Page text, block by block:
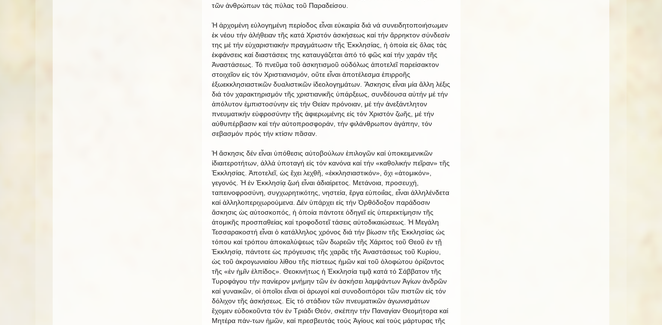
τῶν ἀνθρώπων τάς πύλας τοῦ Παραδείσου.
Ἡ ἀρχομένη εὐλογημένη περίοδος εἶναι εὐκαιρία διά νά συνειδητοποιήσωμεν
ἐκ νέου τήν ἀλήθειαν τῆς κατά Χριστόν ἀσκήσεως καί τήν ἄρρηκτον σύνδεσίν
της μέ τήν εὐχαριστιακήν πραγμάτωσιν τῆς Ἐκκλησίας, ἡ ὁποία εἰς ὅλας τάς
ἐκφάνσεις καί διαστάσεις της καταυγάζεται ἀπό τό φῶς καί τήν χαράν τῆς
Ἀναστάσεως. Τό πνεῦμα τοῦ ἀσκητισμοῦ οὐδόλως ἀποτελεῖ παρείσακτον
στοιχεῖον εἰς τόν Χριστιανισμόν, οὔτε εἶναι ἀποτέλεσμα ἐπιρροῆς
ἐξωεκκλησιαστικῶν δυαλιστικῶν ἰδεολογημάτων. Ἄσκησις εἶναι μία ἄλλη λέξις
διά τόν χαρακτηρισμόν τῆς χριστιανικῆς ὑπάρξεως, συνδέουσα αὐτήν μέ τήν
ἀπόλυτον ἐμπιστοσύνην εἰς τήν Θείαν πρόνοιαν, μέ τήν ἀνεξάντλητον
πνευματικήν εὐφροσύνην τῆς ἀφιερωμένης εἰς τόν Χριστόν ζωῆς, μέ τήν
αὐθυπέρβασιν καί τήν αὐτοπροσφοράν, τήν φιλάνθρωπον ἀγάπην, τόν
σεβασμόν πρός τήν κτίσιν πᾶσαν.
Ἡ ἄσκησις δέν εἶναι ὑπόθεσις αὐτοβούλων ἐπιλογῶν καί ὑποκειμενικῶν
ἰδιαιτεροτήτων, ἀλλά ὑποταγή εἰς τόν κανόνα καί τήν «καθολικήν πεῖραν» τῆς
Ἐκκλησίας. Ἀποτελεῖ, ὡς ἔχει λεχθῆ, «ἐκκλησιαστικόν», ὄχι «ἀτομικόν»,
γεγονός. Ἡ ἐν Ἐκκλησίᾳ ζωή εἶναι ἀδιαίρετος. Μετάνοια, προσευχή,
ταπεινοφροσύνη, συγχωρητικότης, νηστεία, ἔργα εὐποιΐας, εἶναι ἀλληλένδετα
καί ἀλληλοπεριχωρούμενα. Δέν ὑπάρχει εἰς τήν Ὀρθόδοξον παράδοσιν
ἄσκησις ὡς αὐτοσκοπός, ἡ ὁποία πάντοτε ὁδηγεῖ εἰς ὑπερεκτίμησιν τῆς
ἀτομικῆς προσπαθείας καί τροφοδοτεῖ τάσεις αὐτοδικαιώσεως. Ἡ Μεγάλη
Τεσσαρακοστή εἶναι ὁ κατάλληλος χρόνος διά τήν βίωσιν τῆς Ἐκκλησίας ὡς
τόπου καί τρόπου ἀποκαλύψεως τῶν δωρεῶν τῆς Χάριτος τοῦ Θεοῦ ἐν τῇ
Ἐκκλησίᾳ, πάντοτε ὡς πρόγευσις τῆς χαρᾶς τῆς Ἀναστάσεως τοῦ Κυρίου,
ὡς τοῦ ἀκρογωνιαίου λίθου τῆς πίστεως ἡμῶν καί τοῦ ὁλοφώτου ὁρίζοντος
τῆς «ἐν ἡμῖν ἐλπίδος». Θεοκινήτως ἡ Ἐκκλησία τιμᾷ κατά τό Σάββατον τῆς
Τυροφάγου τήν πανίερον μνήμην τῶν ἐν ἀσκήσει λαμψάντων Ἁγίων ἀνδρῶν
καί γυναικῶν, οἱ ὁποῖοι εἶναι οἱ ἀρωγοί καί συνοδοιπόροι τῶν πιστῶν εἰς τόν
δόλιχον τῆς ἀσκήσεως. Εἰς τό στάδιον τῶν πνευματικῶν ἀγωνισμάτων
ἔχομεν εὐδοκοῦντα τόν ἐν Τριάδι Θεόν, σκέπην τήν Παναγίαν Θεομήτορα καί
Μητέρα πάν-των ἡμῶν, καί πρεσβευτάς τούς Ἁγίους καί τούς μάρτυρας τῆς